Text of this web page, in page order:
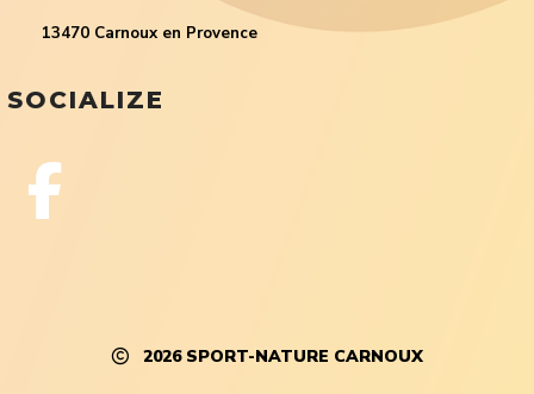
13470 Carnoux en Provence
SOCIALIZE
2026 SPORT-NATURE CARNOUX